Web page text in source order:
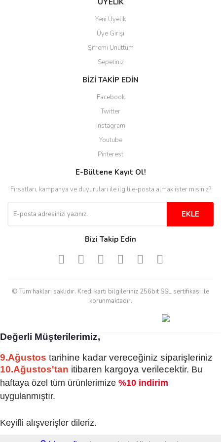
derecede beğendim
Kolay ve hizli alisveris
Deneyimini Paylaş
ÜYELİK
Yeni Üyelik
Üye Girişi
Şifremi Unuttum
Sepetiniz
BİZİ TAKİP EDİN
Facebook
Twitter
Instagram
Youtube
Pinterest
E-Bültene Kayıt Ol!
Fırsatları, kampanya ve duyuruları ile ilgili e-posta almak ister misiniz?
EKLE
Bizi Takip Edin
© Tüm hakları saklıdır. Kredi kartı bilgileriniz 256bit SSL sertifikası ile
korunmaktadır.
Değerli Müşterilerimiz,
9.Ağustos tarihine kadar vereceğiniz siparişleriniz
10.Ağustos'tan itibaren kargoya verilecektir. Bu
haftaya özel tüm ürünlerimize %10 indirim
uygulanmıştır.
Keyifli alışverişler dileriz.